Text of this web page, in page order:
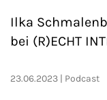
Ilka
bei (R)ECHT
23.06.2023 Podcast